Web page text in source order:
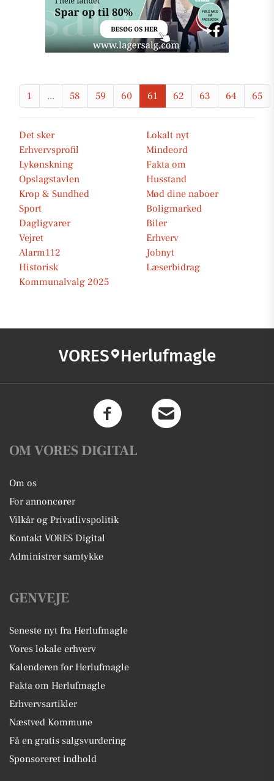
1 ... 58 59 60 61 62 63 64 65
Det sker
Lokalt nyt
Erhvervsprofil
Mindeord
Lykønskning
Fakta om
Opslagstavlen
Husstand
Krop & Sundhed
Mød dine naboer
Sport
Boligmarked
Dagligvarer
Biler
Vejret
Erhverv
Alarm112
Jobnyt
Historisk
Læserbidrag
Kommunalvalg 2025
VORES Herlufmagle
OM VORES DIGITAL
Om os
For annoncører
Vilkår og Privatlivspolitik
Kontakt VORES Digital
Administrer samtykke
GENVEJE
Seneste nyt fra Herlufmagle
Vores lokale erhverv
Kalenderen for Herlufmagle
Fakta om Herlufmagle
Erhvervsartikler
Næstved Kommune
Få en gratis salgsvurdering
Sponsoreret indhold